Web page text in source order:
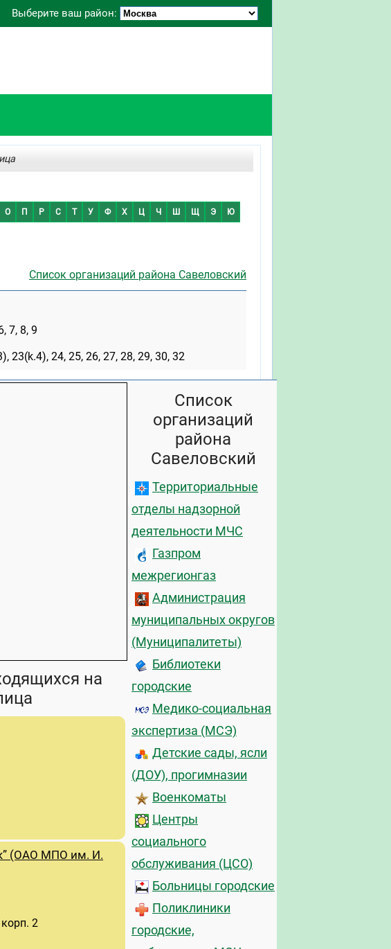
Выберите ваш район:
О П Р С Т У Ф Х Ц Ч Ш Щ Э Ю
Список организаций района Савеловский
7, 8, 9
23(k.4), 24, 25, 26, 27, 28, 29, 30, 32
на
(ОАО МПО им. И.
2
Список
организаций
района
Савеловский
Территориальные
отделы надзорной
деятельности МЧС
Газпром
межрегионгаз
Администрация
муниципальных округов
(Муниципалитеты)
Библиотеки
городские
Медико-социальная
экспертиза (МСЭ)
Детские сады, ясли
(ДОУ), прогимназии
Военкоматы
Центры
социального
обслуживания (ЦСО)
Больницы городские
Поликлиники
городские,